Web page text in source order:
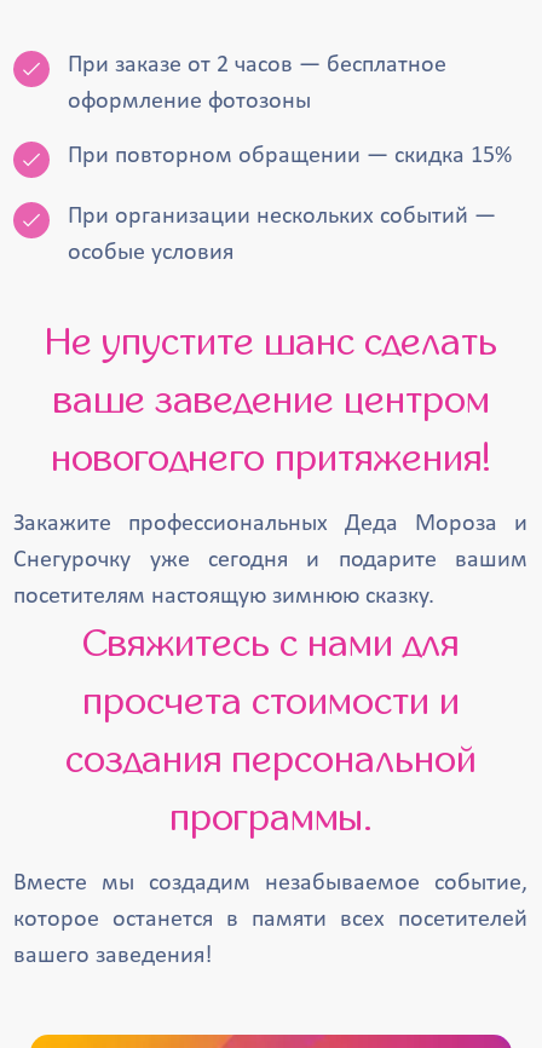
При заказе от 2 часов — бесплатное
оформление фотозоны
При повторном обращении — скидка 15%
При организации нескольких событий —
особые условия
Не упустите шанс сделать
ваше заведение центром
новогоднего притяжения!
Закажите профессиональных Деда Мороза и
Снегурочку уже сегодня и подарите вашим
посетителям настоящую зимнюю сказку.
Свяжитесь с нами для
просчета стоимости и
создания персональной
программы.
Вместе мы создадим незабываемое событие,
которое останется в памяти всех посетителей
вашего заведения!